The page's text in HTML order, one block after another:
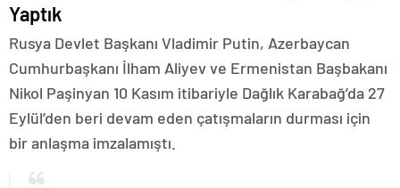
Yaptık
Rusya Devlet Başkanı Vladimir Putin, Azerbaycan
Cumhurbaşkanı İlham Aliyev ve Ermenistan Başbakanı
Nikol Paşinyan 10 Kasım itibariyle Dağlık Karabağ’da 27
Eylül’den beri devam eden çatışmaların durması için
bir anlaşma imzalamıştı.